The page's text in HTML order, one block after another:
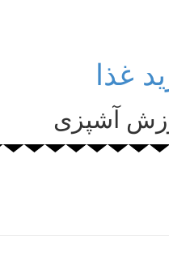
غذا
آشپزی